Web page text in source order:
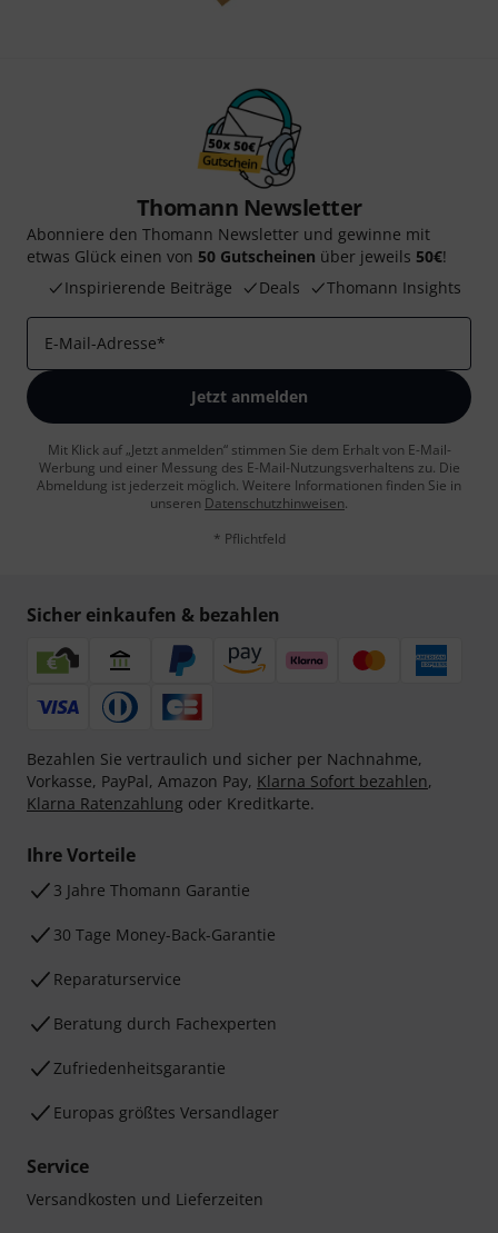
Thomann Newsletter
Abonniere den Thomann Newsletter und gewinne mit
etwas Glück einen von 50 Gutscheinen über jeweils 50€!
Inspirierende Beiträge
Deals Thomann Insights
E-Mail-Adresse*
Jetzt anmelden
Mit Klick auf „Jetzt anmelden“ stimmen Sie dem Erhalt von E-Mail-
Werbung und einer Messung des E-Mail-Nutzungsverhaltens zu. Die
Abmeldung ist jederzeit möglich. Weitere Informationen finden Sie in
unseren Datenschutzhinweisen.
* Pflichtfeld
Sicher einkaufen & bezahlen
Bezahlen Sie vertraulich und sicher per Nachnahme,
Vorkasse, PayPal, Amazon Pay, Klarna Sofort bezahlen,
Klarna Ratenzahlung oder Kreditkarte.
Ihre Vorteile
3 Jahre Thomann Garantie
30 Tage Money-Back-Garantie
Reparaturservice
Beratung durch Fachexperten
Zufriedenheitsgarantie
Europas größtes Versandlager
Service
Versandkosten und Lieferzeiten